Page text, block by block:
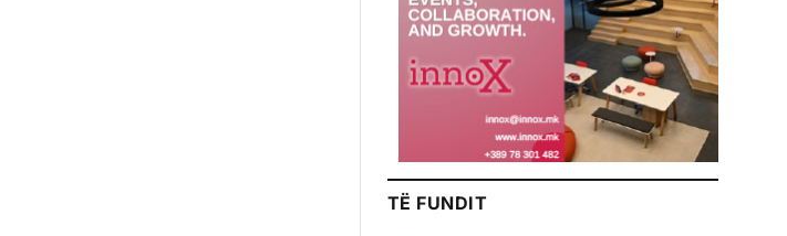
TË FUNDIT